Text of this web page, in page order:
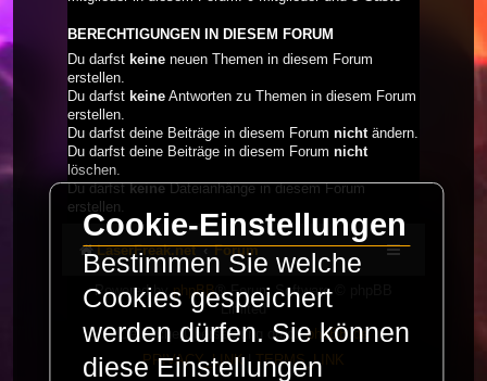
BERECHTIGUNGEN IN DIESEM FORUM
Du darfst keine neuen Themen in diesem Forum
erstellen.
Du darfst keine Antworten zu Themen in diesem Forum
erstellen.
Du darfst deine Beiträge in diesem Forum nichtändern.
Du darfst deine Beiträge in diesem Forum nicht
löschen.
Du darfstkeineDateianhänge in diesem Forum
erstellen.
LaserFreak.net Forum
Powered byphpBB® Forum Software © phpBB
Limited
Deutsche Übersetzung durchphpBB.de
PRIVACY_LINK| TERMS_LINK
Cookie-Einstellungen
Bestimmen Sie welche
Cookies gespeichert
werden dürfen. Sie können
diese Einstellungen